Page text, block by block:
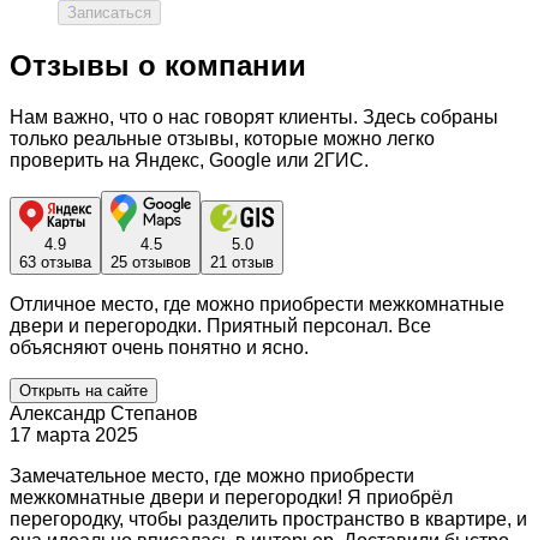
Записаться
Отзывы о компании
Нам важно, что о нас говорят клиенты. Здесь собраны
только реальные отзывы, которые можно легко
проверить на Яндекс, Google или 2ГИС.
4.9
63 отзыва
4.5
25 отзывов
5.0
21 отзыв
Отличное место, где можно приобрести межкомнатные
двери и перегородки. Приятный персонал. Все
объясняют очень понятно и ясно.
Открыть на сайте
Александр Степанов
17 марта 2025
Замечательное место, где можно приобрести
межкомнатные двери и перегородки! Я приобрёл
перегородку, чтобы разделить пространство в квартире, и